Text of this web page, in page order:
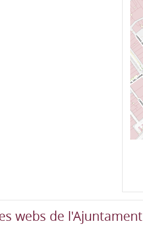
webs de l'Ajuntament